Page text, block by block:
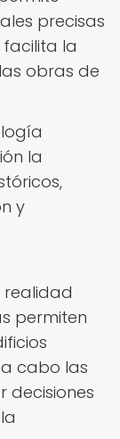
precisas
facilita la
obras de
la
y
realidad
permiten
cabo las
decisiones